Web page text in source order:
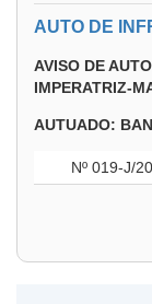
AUTO DE
AVISO DE
IMPERATRIZ-
AUTUADO:
Nº 019-J/